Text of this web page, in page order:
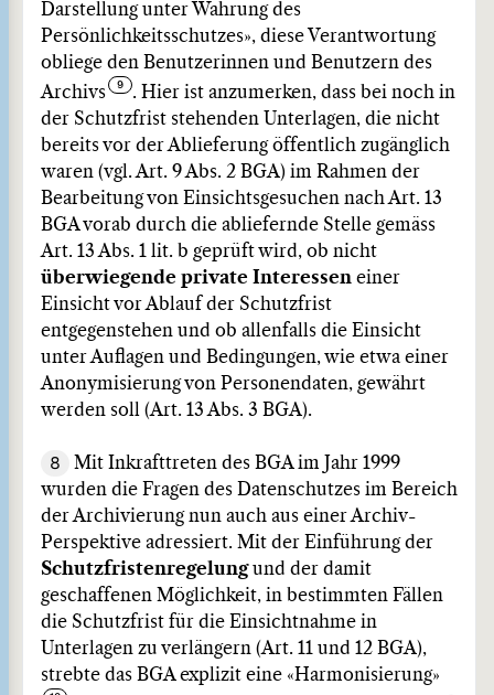
Darstellung unter Wahrung des
Persönlichkeitsschutzes», diese Verantwortung
obliege den Benutzerinnen und Benutzern des
Archivs
. Hier ist anzumerken, dass bei noch in
der Schutzfrist stehenden Unterlagen, die nicht
bereits vor der Ablieferung öffentlich zugänglich
waren (vgl. Art. 9 Abs. 2 BGA) im Rahmen der
Bearbeitung von Einsichtsgesuchen nach Art. 13
BGA vorab durch die abliefernde Stelle gemäss
Art. 13 Abs. 1 lit. b geprüft wird, ob nicht
überwiegende private Interessen einer
Einsicht vor Ablauf der Schutzfrist
entgegenstehen und ob allenfalls die Einsicht
unter Auflagen und Bedingungen, wie etwa einer
Anonymisierung von Personendaten, gewährt
werden soll (Art. 13 Abs. 3 BGA).
8
Mit Inkrafttreten des BGA im Jahr 1999
wurden die Fragen des Datenschutzes im Bereich
der Archivierung nun auch aus einer Archiv-
Perspektive adressiert. Mit der Einführung der
Schutzfristenregelungund der damit
geschaffenen Möglichkeit, in bestimmten Fällen
die Schutzfrist für die Einsichtnahme in
Unterlagen zu verlängern (Art. 11 und 12 BGA),
strebte das BGA explizit eine «Harmonisierung»